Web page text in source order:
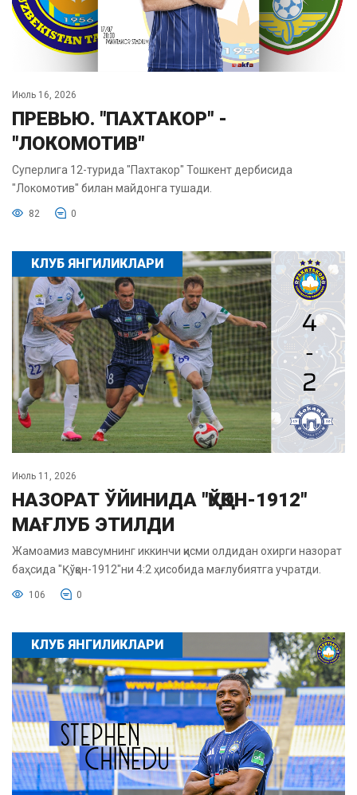
Июль 16, 2026
ПРЕВЬЮ. "ПАХТАКОР" -
"ЛОКОМОТИВ"
Суперлига 12-турида "Пахтакор" Тошкент дербисида
"Локомотив" билан майдонга тушади.
82 0
КЛУБ ЯНГИЛИКЛАРИ
Июль 11, 2026
НАЗОРАТ ЎЙИНИДА "ҚЎҚОН-1912"
МАҒЛУБ ЭТИЛДИ
Жамоамиз мавсумнинг иккинчи қисми олдидан охирги назорат
баҳсида "Қўқон-1912"ни 4:2 ҳисобида мағлубиятга учратди.
106 0
КЛУБ ЯНГИЛИКЛАРИ